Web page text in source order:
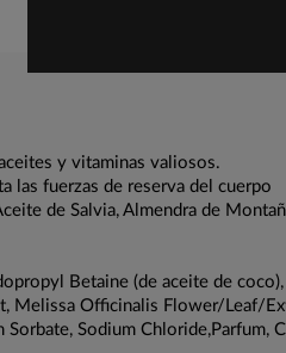
y vitaminas valiosos.
las fuerzas de reserva del cuerpo
de Salvia, Almendra de
Betaine (de aceite de
Melissa Officinalis Flower/Leaf/
Sodium